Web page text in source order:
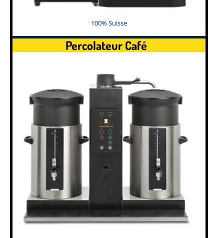
100% Suisse
Percolateur Café